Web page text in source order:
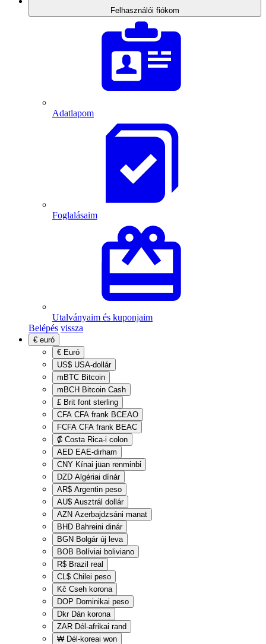
Felhasználói fiókom
Adatlapom
Foglalásaim
Utalványaim és kuponjaim
Belépés vissza
€ euró
€ Euró
US$ USA-dollár
mBTC Bitcoin
mBCH Bitcoin Cash
£ Brit font sterling
CFA CFA frank BCEAO
FCFA CFA frank BEAC
₡ Costa Rica-i colon
AED EAE-dirham
CNY Kínai jüan renminbi
DZD Algériai dínár
AR$ Argentin peso
AU$ Ausztrál dollár
AZN Azerbajdzsáni manat
BHD Bahreini dinár
BGN Bolgár új leva
BOB Bolíviai boliviano
R$ Brazil real
CL$ Chilei peso
Kč Cseh korona
DOP Dominikai peso
Dkr Dán korona
ZAR Dél-afrikai rand
₩ Dél-koreai won